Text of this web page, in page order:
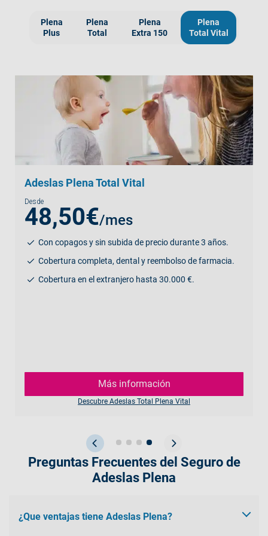
Plena
Plus
Plena
Total
Plena
Extra 150
Plena
Total Vital
Adeslas Plena Total Vital
Desde
48,50€/mes
Con copagos y sin subida de precio durante 3 años.
Cobertura completa, dental y reembolso de farmacia.
Cobertura en el extranjero hasta 30.000 €.
Más información
Descubre Adeslas Total Plena Vital
Preguntas Frecuentes del Seguro de
Adeslas Plena
¿Que ventajas tiene Adeslas Plena?